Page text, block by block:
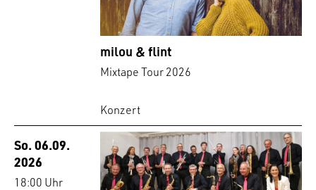
milou & flint
Mixtape Tour 2026
Konzert
So. 06.09.
2026
18:00 Uhr